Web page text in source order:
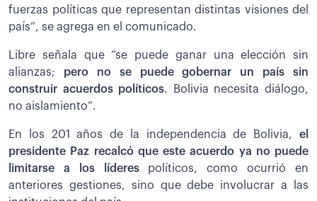
fuerzas políticas que representan distintas visiones del
país”, se agrega en el comunicado.
Libre señala que “se puede ganar una elección sin
alianzas; pero no se puede gobernar un país sin
construir acuerdos políticos. Bolivia necesita diálogo,
no aislamiento”.
En los 201 años de la independencia de Bolivia, el
presidente Paz recalcó que este acuerdo ya no puede
limitarse a los líderespolíticos, como ocurrió en
anteriores gestiones, sino que debe involucrar a las